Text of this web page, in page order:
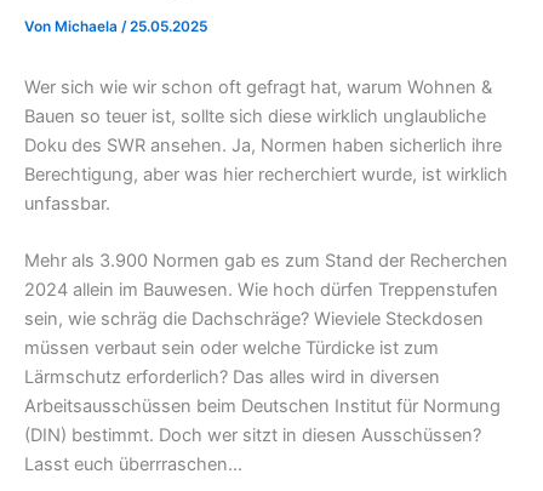
Von Michaela /25.05.2025
Wer sich wie wir schon oft gefragt hat, warum Wohnen &
Bauen so teuer ist, sollte sich diese wirklich unglaubliche
Doku des SWR ansehen. Ja, Normen haben sicherlich ihre
Berechtigung, aber was hier recherchiert wurde, ist wirklich
unfassbar.
Mehr als 3.900 Normen gab es zum Stand der Recherchen
2024 allein im Bauwesen. Wie hoch dürfen Treppenstufen
sein, wie schräg die Dachschräge? Wieviele Steckdosen
müssen verbaut sein oder welche Türdicke ist zum
Lärmschutz erforderlich? Das alles wird in diversen
Arbeitsausschüssen beim Deutschen Institut für Normung
(DIN) bestimmt. Doch wer sitzt in diesen Ausschüssen?
Lasst euch überrraschen…